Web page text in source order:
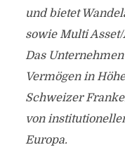
und bietet
sowie Multi
Das
Vermögen in
Schweizer
von
Europa.